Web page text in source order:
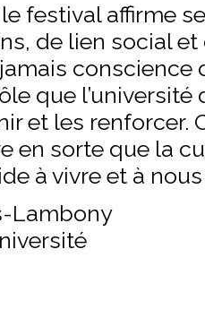
festival affirme
de lien social
conscience
que l’université
et les renforcer.
en sorte que la
à vivre et à
Lambony